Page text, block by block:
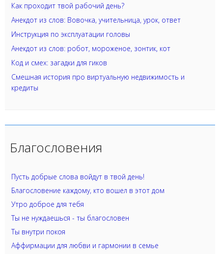
Как проходит твой рабочий день?
Анекдот из слов: Вовочка, учительница, урок, ответ
Инструкция по эксплуатации головы
Анекдот из слов: робот, мороженое, зонтик, кот
Код и смех: загадки для гиков
Смешная история про виртуальную недвижимость и
кредиты
Благословения
Пусть добрые слова войдут в твой день!
Благословение каждому, кто вошел в этот дом
Утро доброе для тебя
Ты не нуждаешься - ты благословен
Ты внутри покоя
Аффирмации для любви и гармонии в семье